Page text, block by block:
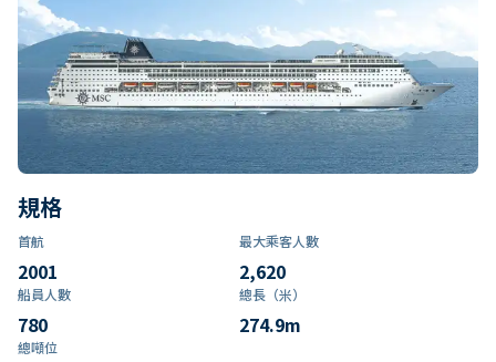
規格
首航
2001
最大乘客人數
2,620
船員人數
780
總長（米）
274.9m
總噸位